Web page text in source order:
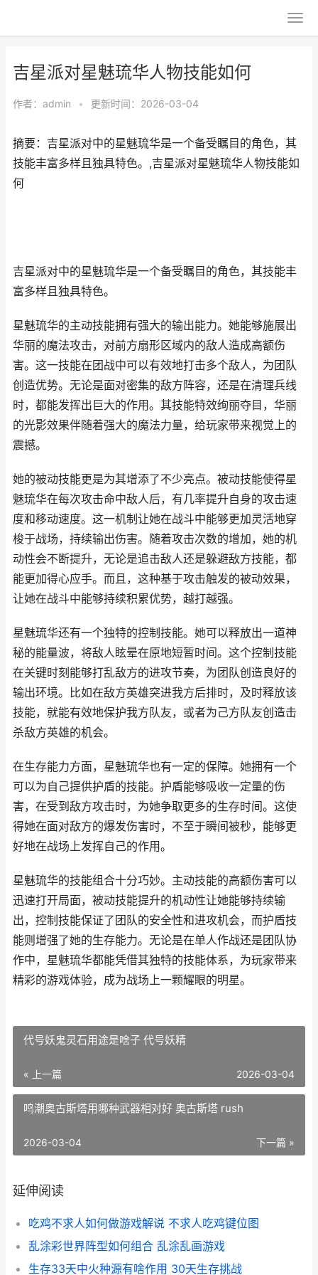
吉星派对星魅琉华人物技能如何
作者： admin • 更新时间：2026-03-04
摘要：吉星派对中的星魅琉华是一个备受瞩目的角色，其
技能丰富多样且独具特色。,吉星派对星魅琉华人物技能如
何
吉星派对中的星魅琉华是一个备受瞩目的角色，其技能丰
富多样且独具特色。
星魅琉华的主动技能拥有强大的输出能力。她能够施展出
华丽的魔法攻击，对前方扇形区域内的敌人造成高额伤
害。这一技能在团战中可以有效地打击多个敌人，为团队
创造优势。无论是面对密集的敌方阵容，还是在清理兵线
时，都能发挥出巨大的作用。其技能特效绚丽夺目，华丽
的光影效果伴随着强大的魔法力量，给玩家带来视觉上的
震撼。
她的被动技能更是为其增添了不少亮点。被动技能使得星
魅琉华在每次攻击命中敌人后，有几率提升自身的攻击速
度和移动速度。这一机制让她在战斗中能够更加灵活地穿
梭于战场，持续输出伤害。随着攻击次数的增加，她的机
动性会不断提升，无论是追击敌人还是躲避敌方技能，都
能更加得心应手。而且，这种基于攻击触发的被动效果，
让她在战斗中能够持续积累优势，越打越强。
星魅琉华还有一个独特的控制技能。她可以释放出一道神
秘的能量波，将敌人眩晕在原地短暂时间。这个控制技能
在关键时刻能够打乱敌方的进攻节奏，为团队创造良好的
输出环境。比如在敌方英雄突进我方后排时，及时释放该
技能，就能有效地保护我方队友，或者为己方队友创造击
杀敌方英雄的机会。
在生存能力方面，星魅琉华也有一定的保障。她拥有一个
可以为自己提供护盾的技能。护盾能够吸收一定量的伤
害，在受到敌方攻击时，为她争取更多的生存时间。这使
得她在面对敌方的爆发伤害时，不至于瞬间被秒，能够更
好地在战场上发挥自己的作用。
星魅琉华的技能组合十分巧妙。主动技能的高额伤害可以
迅速打开局面，被动技能提升的机动性让她能够持续输
出，控制技能保证了团队的安全性和进攻机会，而护盾技
能则增强了她的生存能力。无论是在单人作战还是团队协
作中，星魅琉华都能凭借其独特的技能体系，为玩家带来
精彩的游戏体验，成为战场上一颗耀眼的明星。
代号妖鬼灵石用途是啥子 代号妖精
« 上一篇 2026-03-04
鸣潮奥古斯塔用哪种武器相对好 奥古斯塔 rush
下一篇 »
2026-03-04
延伸阅读
吃鸡不求人如何做游戏解说 不求人吃鸡键位图
乱涂彩世界阵型如何组合 乱涂乱画游戏
生存33天中火种源有啥作用 30天生存挑战